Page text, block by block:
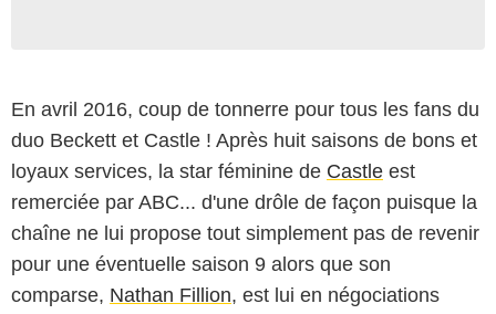
En avril 2016, coup de tonnerre pour tous les fans du
duo Beckett et Castle ! Après huit saisons de bons et
loyaux services, la star féminine de Castle est
remerciée par ABC... d'une drôle de façon puisque la
chaîne ne lui propose tout simplement pas de revenir
pour une éventuelle saison 9 alors que son
comparse, Nathan Fillion, est lui en négociations